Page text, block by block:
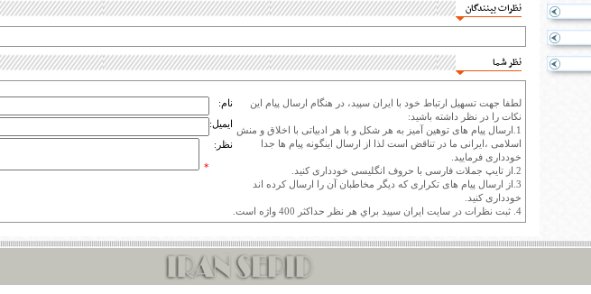
نظرات بینندگان
نظر شما
لطفا جهت تسهیل ارتباط خود با ایران سپید، در هنگام ارسال پیام این
نکات را در نظر داشته باشید:
1.ارسال پیام های توهین آمیز به هر شکل و با هر ادبیاتی با اخلاق و منش
اسلامی ،ایرانی ما در تناقض است لذا از ارسال اینگونه پیام ها جدا
خودداری فرمایید.
2.از تایپ جملات فارسی با حروف انگلیسی خودداری کنید.
3.از ارسال پیام های تکراری که دیگر مخاطبان آن را ارسال کرده اند
خودداری کنید.
4. ثبت نظرات در سايت ايران سپيد براي هر نظر حداکثر 400 واژه است.
نام:
ایمیل:
نظر:
*